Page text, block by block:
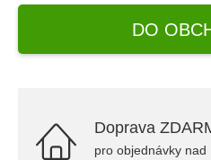
DO
Doprava
pro objednávky nad